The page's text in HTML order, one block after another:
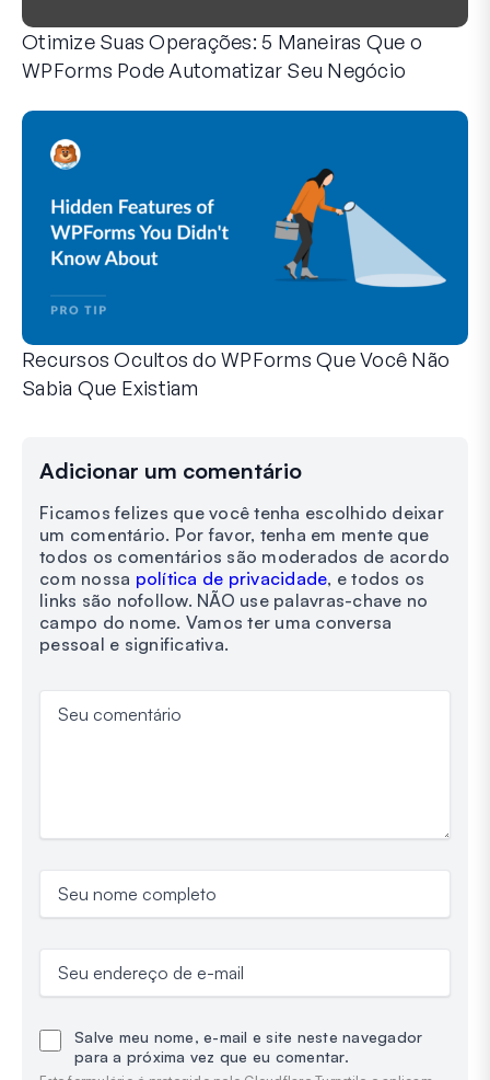
Otimize Suas Operações: 5 Maneiras Que o
WPForms Pode Automatizar Seu Negócio
Recursos Ocultos do WPForms Que Você Não
Sabia Que Existiam
Adicionar um comentário
Ficamos felizes que você tenha escolhido deixar
um comentário. Por favor, tenha em mente que
todos os comentários são moderados de acordo
com nossa política de privacidade, e todos os
links são nofollow. NÃO use palavras-chave no
campo do nome. Vamos ter uma conversa
pessoal e significativa.
Seu comentário
Seu nome completo
Seu endereço de e-mail
Salve meu nome, e-mail e site neste navegador
para a próxima vez que eu comentar.